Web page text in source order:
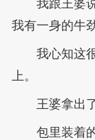
我跟王婆
我有一身的牛
我心知这
上。
王婆拿出
包里装着